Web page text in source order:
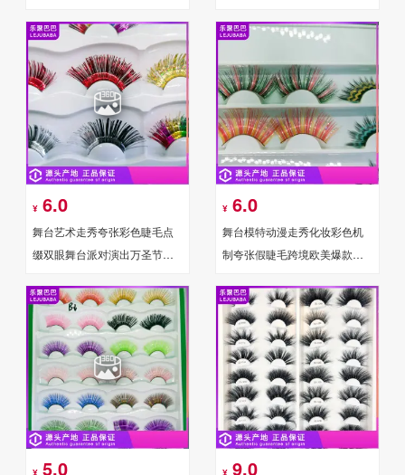
¥ 6.0
舞台艺术走秀夸张彩色睫毛点
缀双眼舞台派对演出万圣节彩
¥ 6.0
舞台模特动漫走秀化妆彩色机
制夸张假睫毛跨境欧美爆款高
¥ 5.0 ¥ 9.0